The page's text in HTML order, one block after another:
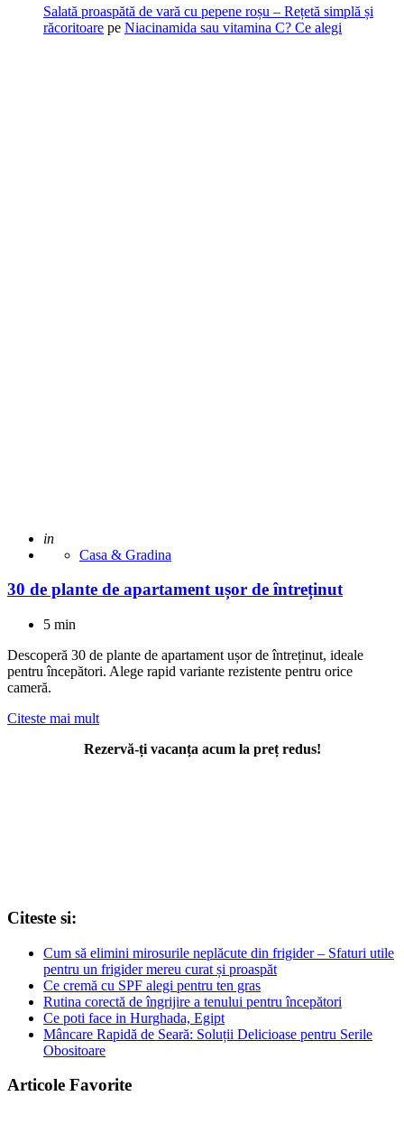
Salată proaspătă de vară cu pepene roșu – Rețetă simplă și
răcoritoare pe Niacinamida sau vitamina C? Ce alegi
Adaugat
in
Casa & Gradina
30 de plante de apartament ușor de întreținut
5 min
Descoperă 30 de plante de apartament ușor de întreținut, ideale
pentru începători. Alege rapid variante rezistente pentru orice
cameră.
Citeste mai mult
Rezervă-ți vacanța acum la preț redus!
Citeste si:
Cum să elimini mirosurile neplăcute din frigider – Sfaturi utile
pentru un frigider mereu curat și proaspăt
Ce cremă cu SPF alegi pentru ten gras
Rutina corectă de îngrijire a tenului pentru începători
Ce poti face in Hurghada, Egipt
Mâncare Rapidă de Seară: Soluții Delicioase pentru Serile
Obositoare
Articole Favorite